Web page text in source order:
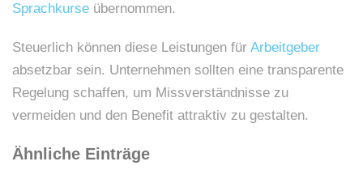
Sprachkurse übernommen.
Steuerlich können diese Leistungen für Arbeitgeber
absetzbar sein. Unternehmen sollten eine transparente
Regelung schaffen, um Missverständnisse zu
vermeiden und den Benefit attraktiv zu gestalten.
Ähnliche Einträge